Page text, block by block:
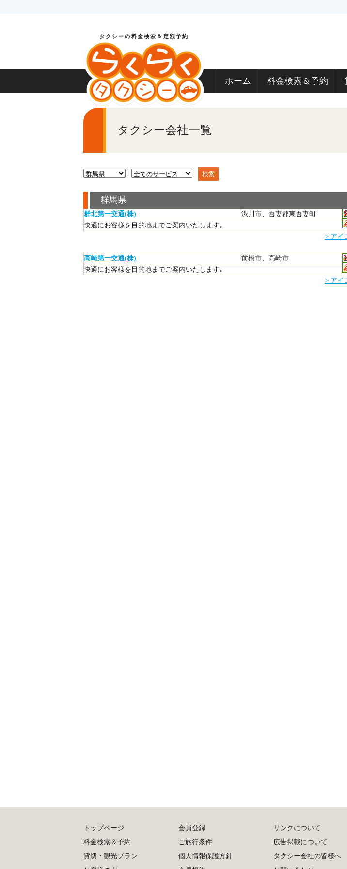
タクシーの料金検索＆定額予約
ホーム 料金検索＆予約
タクシー会社一覧
群馬県
群北第一交通(株)
渋川市、吾妻郡東吾妻町
快適にお客様を目的地までご案内いたします｡
> アイ
高崎第一交通(株)
前橋市、高崎市
快適にお客様を目的地までご案内いたします｡
> アイ
トップページ
料金検索＆予約
貸切・観光プラン
会員登録
ご旅行条件
個人情報保護方針
リンクについて
広告掲載について
タクシー会社の皆様へ